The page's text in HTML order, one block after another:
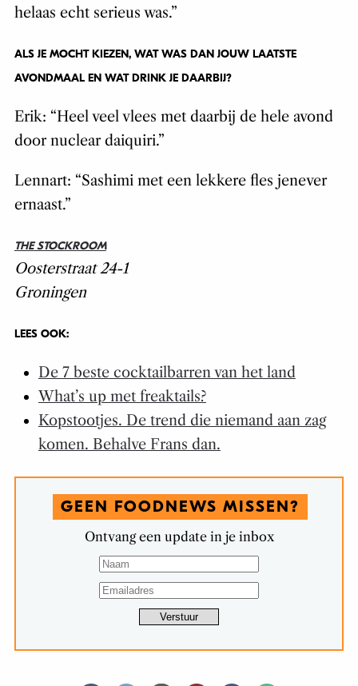
helaas echt serieus was.”
ALS JE MOCHT KIEZEN, WAT WAS DAN JOUW LAATSTE
AVONDMAAL EN WAT DRINK JE DAARBIJ?
Erik: “Heel veel vlees met daarbij de hele avond
door nuclear daiquiri.”
Lennart: “Sashimi met een lekkere fles jenever
ernaast.”
THE STOCKROOM
Oosterstraat 24-1
Groningen
LEES OOK:
De 7 beste cocktailbarren van het land
What’s up met freaktails?
Kopstootjes. De trend die niemand aan zag
komen. Behalve Frans dan.
GEEN FOODNEWS MISSEN?
Ontvang een update in je inbox